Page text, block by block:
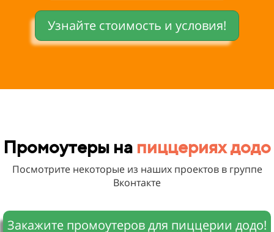
Узнайте стоимость и условия!
Промоутеры на пиццериях додо
Посмотрите некоторые из наших проектов в группе
Вконтакте
Закажите промоутеров для пиццерии додо!